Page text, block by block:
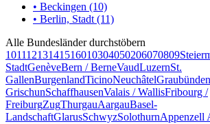
• Beckingen (10)
• Berlin, Stadt (11)
Alle Bundesländer durchstöbern
10111213141516010304050206070809
StadtGenèveBern / BerneVaudLuzernSt.
GallenBurgenlandTicinoNeuchâtel
GrischunSchaffhausenValais / WallisFribourg /
FreiburgZugThurgauAargauBasel-
LandschaftGlarusSchwyzSolothurnAppenzell